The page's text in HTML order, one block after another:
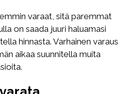
varaat, sitä paremmat
on saada juuri haluamasi
hinnasta. Varhainen varaus
aikaa suunnitella muita